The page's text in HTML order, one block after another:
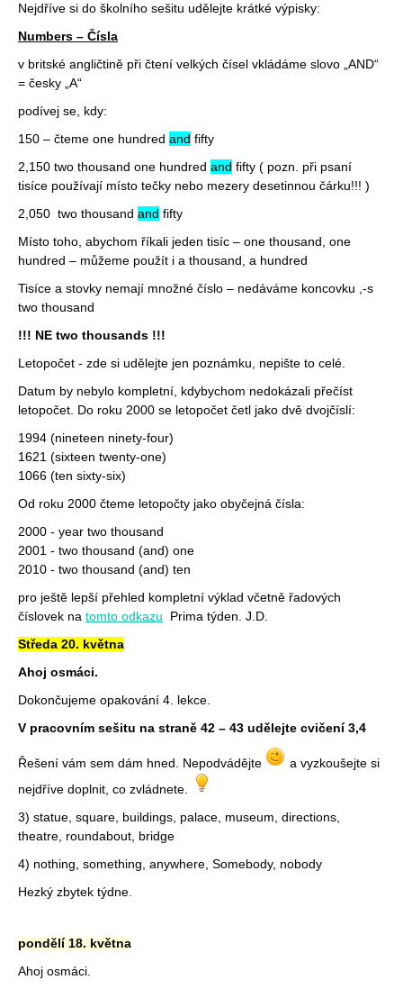
Nejdříve si do školního sešitu udělejte krátké výpisky:
Numbers – Čísla
v britské angličtině při čtení velkých čísel vkládáme slovo „AND“
= česky „A“
podívej se, kdy:
150 – čteme one hundred and fifty
2,150 two thousand one hundred and fifty ( pozn. při psaní
tisíce používají místo tečky nebo mezery desetinnou čárku!!! )
2,050 two thousand and fifty
Místo toho, abychom říkali jeden tisíc – one thousand, one
hundred – můžeme použít i a thousand, a hundred
Tisíce a stovky nemají množné číslo – nedáváme koncovku ,-s
two thousand
!!! NE two thousands !!!
Letopočet - zde si udělejte jen poznámku, nepište to celé.
Datum by nebylo kompletní, kdybychom nedokázali přečíst
letopočet. Do roku 2000 se letopočet četl jako dvě dvojčíslí:
1994 (nineteen ninety-four)
1621 (sixteen twenty-one)
1066 (ten sixty-six)
Od roku 2000 čteme letopočty jako obyčejná čísla:
2000 - year two thousand
2001 - two thousand (and) one
2010 - two thousand (and) ten
pro ještě lepší přehled kompletní výklad včetně řadových
číslovek na tomto odkazu Prima týden. J.D.
Středa 20. května
Ahoj osmáci.
Dokončujeme opakování 4. lekce.
V pracovním sešitu na straně 42 – 43 udělejte cvičení 3,4
Řešení vám sem dám hned. Nepodvádějte
a vyzkoušejte si
nejdříve doplnit, co zvládnete.
3) statue, square, buildings, palace, museum, directions,
theatre, roundabout, bridge
4) nothing, something, anywhere, Somebody, nobody
Hezký zbytek týdne.
pondělí 18. května
Ahoj osmáci.